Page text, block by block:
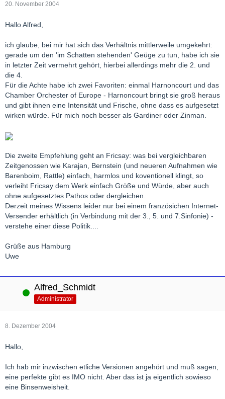
20. November 2004
Hallo Alfred,
ich glaube, bei mir hat sich das Verhältnis mittlerweile umgekehrt:
gerade um den 'im Schatten stehenden' Geüge zu tun, habe ich sie
in letzter Zeit vermehrt gehört, hierbei allerdings mehr die 2. und
die 4.
Für die Achte habe ich zwei Favoriten: einmal Harnoncourt und das
Chamber Orchester of Europe - Harnoncourt bringt sie groß heraus
und gibt ihnen eine Intensität und Frische, ohne dass es aufgesetzt
wirken würde. Für mich noch besser als Gardiner oder Zinman.
Die zweite Empfehlung geht an Fricsay: was bei vergleichbaren
Zeitgenossen wie Karajan, Bernstein (und neueren Aufnahmen wie
Barenboim, Rattle) einfach, harmlos und koventionell klingt, so
verleiht Fricsay dem Werk einfach Größe und Würde, aber auch
ohne aufgesetztes Pathos oder dergleichen.
Derzeit meines Wissens leider nur bei einem französichen Internet-
Versender erhältlich (in Verbindung mit der 3., 5. und 7.Sinfonie) -
verstehe einer diese Politik....
Grüße aus Hamburg
Uwe
Online Alfred_Schmidt
Administrator
8. Dezember 2004
Hallo,
Ich hab mir inzwischen etliche Versionen angehört und muß sagen,
eine perfekte gibt es IMO nicht. Aber das ist ja eigentlich sowieso
eine Binsenweisheit.